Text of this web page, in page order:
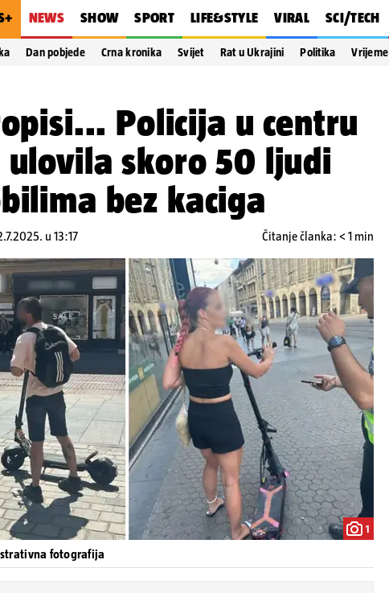
NEWS SHOW SPORT LIFE&STYLE VIRAL SCI/TECH
Dan pobjede Crna kronika Svijet Rat u Ukrajini Politika Vrijeme
Policija u centru
ulovila skoro 50 ljudi
bez kaciga
u 13:17 Čitanje članka: < 1 min
1
fotografija